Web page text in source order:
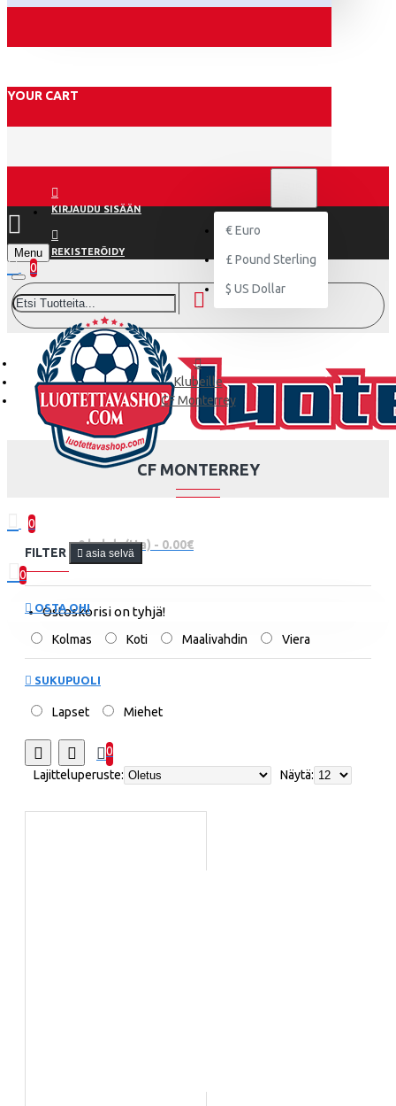
YOUR CART
KIRJAUDU SISÄÄN
REKISTERÖIDY
€ Euro
£ Pound Sterling
$ US Dollar
Menu
0
0
0 kohde(tta) - 0.00€
0
Ostoskorisi on tyhjä!
Klubeille
CF Monterrey
CF MONTERREY
FILTER asia selvä
OSTA OHI
Kolmas Koti Maalivahdin Viera
SUKUPUOLI
Lapset Miehet
0
Lajitteluperuste:
Näytä: